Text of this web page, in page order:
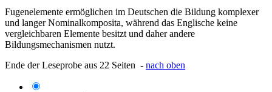
Fugenelemente ermöglichen im Deutschen die Bildung komplexer
und langer Nominalkomposita, während das Englische keine
vergleichbaren Elemente besitzt und daher andere
Bildungsmechanismen nutzt.
Ende der Leseprobe aus 22 Seiten - nach oben